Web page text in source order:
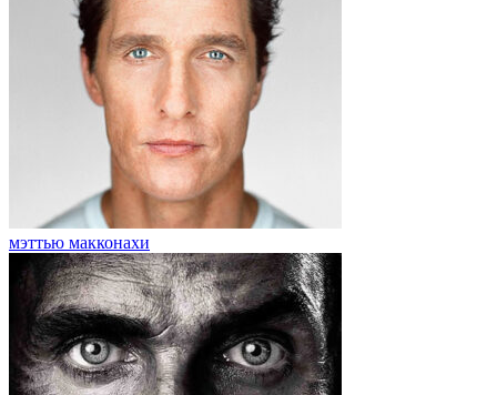
мэттью макконахи